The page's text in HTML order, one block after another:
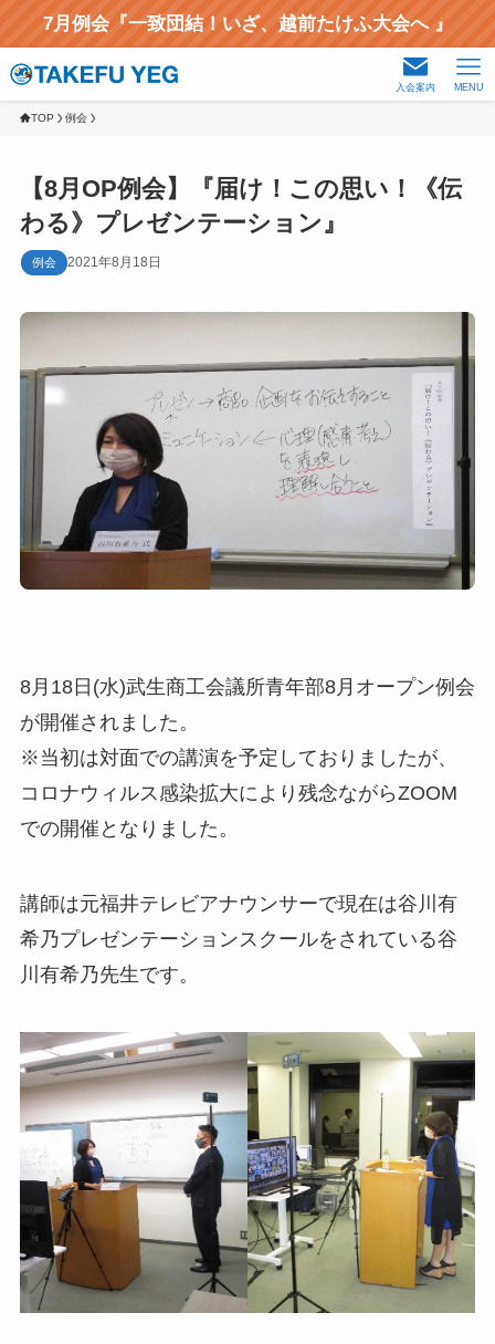
7月例会『一致団結！いざ、越前たけふ大会へ 』
入会案内 MENU
TOP 例会
【8月OP例会】『届け！この思い！《伝
わる》プレゼンテーション』
例会 2021年8月18日
8月18日(水)武生商工会議所青年部8月オープン例会
が開催されました。
※当初は対面での講演を予定しておりましたが、
コロナウィルス感染拡大により残念ながらZOOM
での開催となりました。
講師は元福井テレビアナウンサーで現在は谷川有
希乃プレゼンテーションスクールをされている谷
川有希乃先生です。